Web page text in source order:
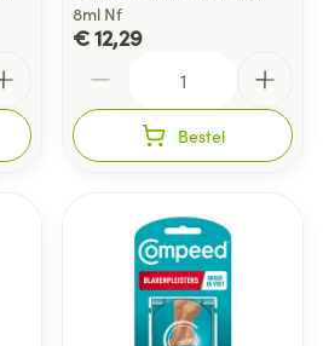
8ml Nf
€ 12,29
Bestel